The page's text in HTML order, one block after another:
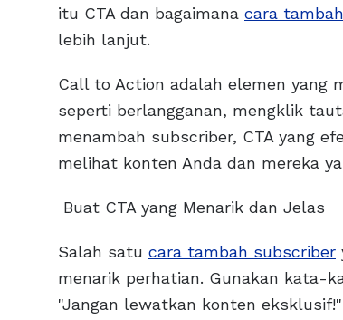
itu CTA dan bagaimana cara
lebih lanjut.
Call to Action adalah elemen yang
seperti berlangganan, mengklik
menambah subscriber, CTA yang
melihat konten Anda dan mereka
Buat CTA yang Menarik dan Jelas
Salah satu cara tambah subscriber
menarik perhatian. Gunakan kata-
"Jangan lewatkan konten